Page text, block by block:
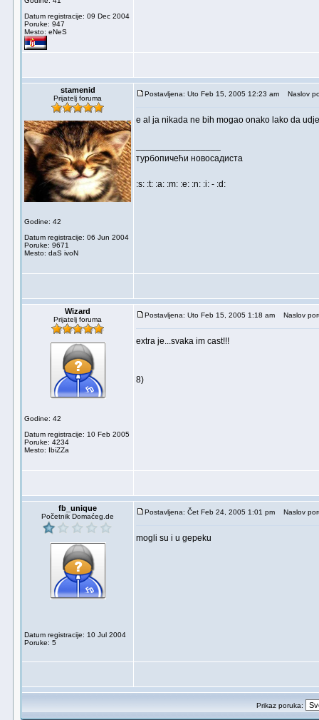
Datum registracije: 09 Dec 2004
Poruke: 947
Mesto: eNeS
stamenid
Prijatelj foruma
Godine: 42
Datum registracije: 06 Jun 2004
Poruke: 9671
Mesto: daS ivoN
Postavljena: Uto Feb 15, 2005 12:23 am Naslov
e al ja nikada ne bih mogao onako lako da
турбопичећи новосадиста
:s: :t: :a: :m: :e: :n: :i: - :d:
Wizard
Prijatelj foruma
Godine: 42
Datum registracije: 10 Feb 2005
Poruke: 4234
Mesto: IbiZZa
Postavljena: Uto Feb 15, 2005 1:18 am Naslov
extra je...svaka im cast!!!
8)
fb_unique
Početnik Domaćeg.de
Datum registracije: 10 Jul 2004
Poruke: 5
Postavljena: Čet Feb 24, 2005 1:01 pm Naslov
mogli su i u gepeku
Prikaz poruka: